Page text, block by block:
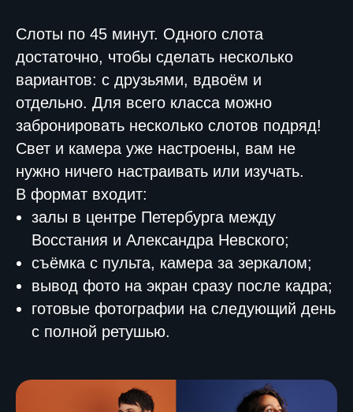
Слоты по 45 минут. Одного слота
достаточно, чтобы сделать несколько
вариантов: с друзьями, вдвоём и
отдельно. Для всего класса можно
забронировать несколько слотов подряд!
Свет и камера уже настроены, вам не
нужно ничего настраивать или изучать.
В формат входит:
залы в центре Петербурга между
Восстания и Александра Невского;
съёмка с пульта, камера за зеркалом;
вывод фото на экран сразу после кадра;
готовые фотографии на следующий день
с полной ретушью.